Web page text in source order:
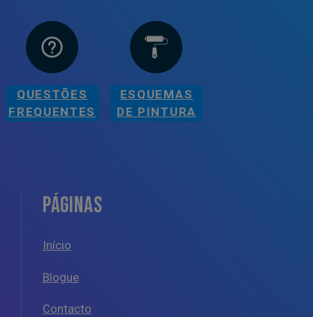
QUESTÕES
FREQUENTES
ESQUEMAS
DE PINTURA
PÁGINAS
Início
Blogue
Contacto